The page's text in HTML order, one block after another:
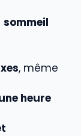
sommeil
, même
heure